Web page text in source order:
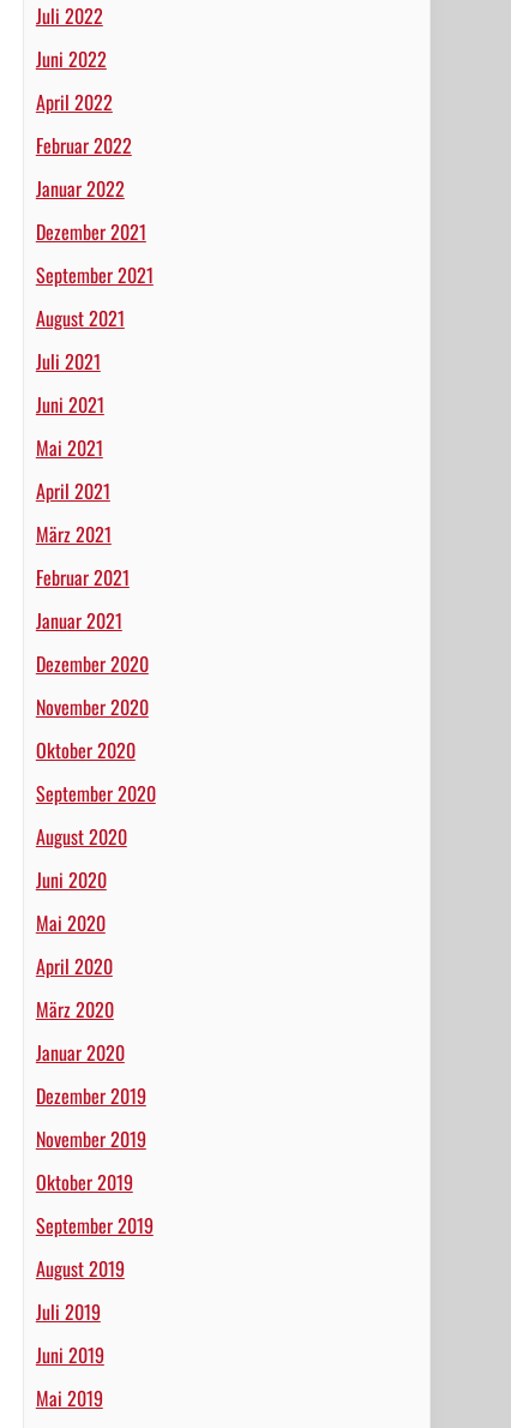
Juli 2022
Juni 2022
April 2022
Februar 2022
Januar 2022
Dezember 2021
September 2021
August 2021
Juli 2021
Juni 2021
Mai 2021
April 2021
März 2021
Februar 2021
Januar 2021
Dezember 2020
November 2020
Oktober 2020
September 2020
August 2020
Juni 2020
Mai 2020
April 2020
März 2020
Januar 2020
Dezember 2019
November 2019
Oktober 2019
September 2019
August 2019
Juli 2019
Juni 2019
Mai 2019